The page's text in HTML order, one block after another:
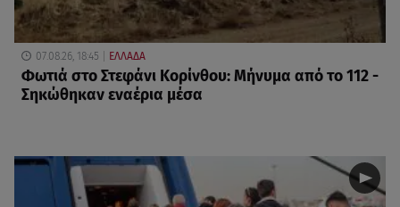
07.08.26, 18:45 ΕΛΛΑΔΑ
Φωτιά στο Στεφάνι Κορίνθου: Μήνυμα από το 112 -
Σηκώθηκαν εναέρια μέσα